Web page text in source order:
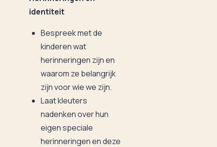
identiteit
Bespreek met de
kinderen wat
herinneringen zijn en
waarom ze belangrijk
zijn voor wie we zijn.
Laat kleuters
nadenken over hun
eigen speciale
herinneringen en deze